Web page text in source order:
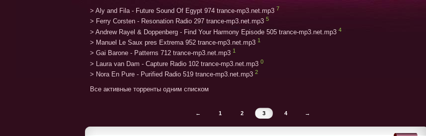
> Aly and Fila - Future Sound Of Egypt 974 trance-mp3.net.mp3 7
> Ferry Corsten - Resonation Radio 297 trance-mp3.net.mp3 5
> Andrew Rayel & Doppenberg - Find Your Harmony Episode 505 trance-mp3.net.mp3 4
> Manuel Le Saux pres Extrema 952 trance-mp3.net.mp3 1
> Gai Barone - Patterns 712 trance-mp3.net.mp3 1
> Laura van Dam - Capture Radio 102 trance-mp3.net.mp3 0
> Nora En Pure - Purified Radio 519 trance-mp3.net.mp3 2
Все активные торренты одним списком
← 1 2 3 4 →